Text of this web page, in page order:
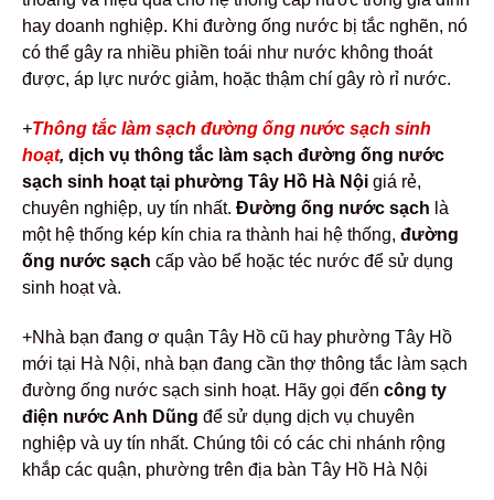
hay doanh nghiệp. Khi đường ống nước bị tắc nghẽn, nó
có thể gây ra nhiều phiền toái như nước không thoát
được, áp lực nước giảm, hoặc thậm chí gây rò rỉ nước.
+Thông tắc làm sạch đường ống nước sạch sinh
hoạt, dịch vụ thông tắc làm sạch đường ống nước
sạch sinh hoạt tại phường Tây Hồ Hà Nội giá rẻ,
chuyên nghiệp, uy tín nhất. Đường ống nước sạch là
một hệ thống kép kín chia ra thành hai hệ thống, đường
ống nước sạch cấp vào bể hoặc téc nước để sử dụng
sinh hoạt và.
+Nhà bạn đang ơ quận Tây Hồ cũ hay phường Tây Hồ
mới tại Hà Nội, nhà bạn đang cần thợ thông tắc làm sạch
đường ống nước sạch sinh hoạt. Hãy gọi đến công ty
điện nước Anh Dũng để sử dụng dịch vụ chuyên
nghiệp và uy tín nhất. Chúng tôi có các chi nhánh rộng
khắp các quận, phường trên địa bàn Tây Hồ Hà Nội